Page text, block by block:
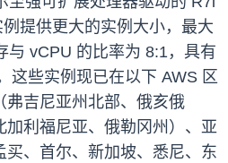
提供更大的实例大小，最大
与 vCPU 的比率为 8:1，具有
这些实例现已在以下 AWS 区
弗吉尼亚州北部、俄亥俄
加利福尼亚、俄勒冈州）、亚
买、首尔、新加坡、悉尼、东